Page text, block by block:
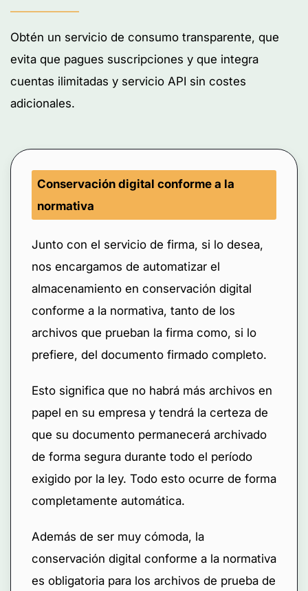
Obtén un servicio de consumo transparente, que
evita que pagues suscripciones y que integra
cuentas ilimitadas y servicio API sin costes
adicionales.
Conservación digital conforme a la
normativa
Junto con el servicio de firma, si lo desea,
nos encargamos de automatizar el
almacenamiento en conservación digital
conforme a la normativa, tanto de los
archivos que prueban la firma como, si lo
prefiere, del documento firmado completo.
Esto significa que no habrá más archivos en
papel en su empresa y tendrá la certeza de
que su documento permanecerá archivado
de forma segura durante todo el período
exigido por la ley. Todo esto ocurre de forma
completamente automática.
Además de ser muy cómoda, la
conservación digital conforme a la normativa
es obligatoria para los archivos de prueba de